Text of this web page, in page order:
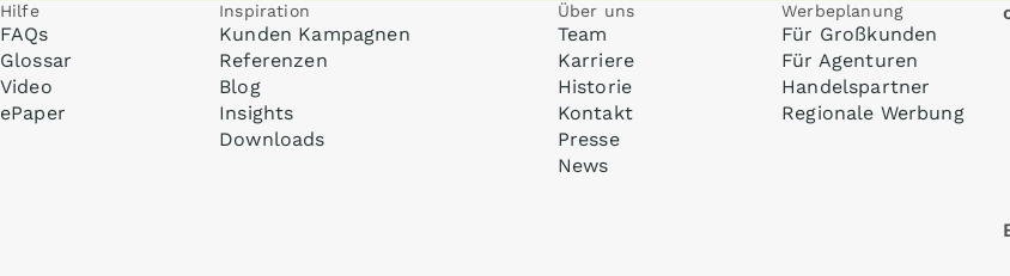
Hilfe
FAQs
Glossar
Video
ePaper
Inspiration
Kunden Kampagnen
Referenzen
Blog
Insights
Downloads
Über uns
Team
Karriere
Historie
Kontakt
Presse
News
Werbeplanung
Für Großkunden
Für Agenturen
Handelspartner
Regionale Werbung